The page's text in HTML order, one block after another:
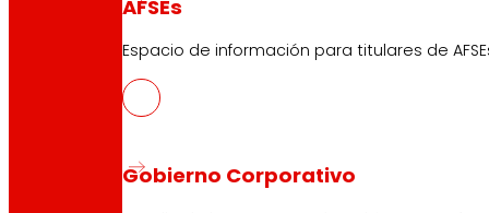
AFSEs
Espacio de información para titulares de
Gobierno Corporativo